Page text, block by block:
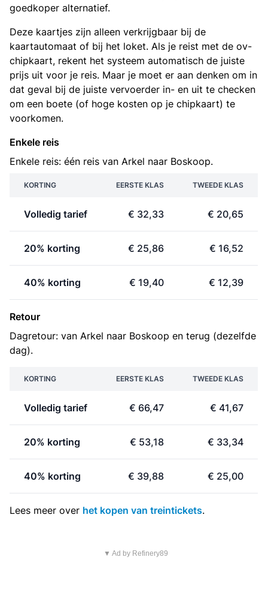
goedkoper alternatief.
Deze kaartjes zijn alleen verkrijgbaar bij de
kaartautomaat of bij het loket. Als je reist met de ov-
chipkaart, rekent het systeem automatisch de juiste
prijs uit voor je reis. Maar je moet er aan denken om in
dat geval bij de juiste vervoerder in- en uit te checken
om een boete (of hoge kosten op je chipkaart) te
voorkomen.
Enkele reis
Enkele reis: één reis van Arkel naar Boskoop.
KORTING EERSTE KLAS TWEEDE KLAS
Volledig tarief € 32,33 € 20,65
20% korting € 25,86 € 16,52
40% korting € 19,40 € 12,39
Retour
Dagretour: van Arkel naar Boskoop en terug (dezelfde
dag).
KORTING EERSTE KLAS TWEEDE KLAS
Volledig tarief € 66,47 € 41,67
20% korting € 53,18 € 33,34
40% korting € 39,88 € 25,00
Lees meer over het kopen van treintickets.
▼ Ad by Refinery89